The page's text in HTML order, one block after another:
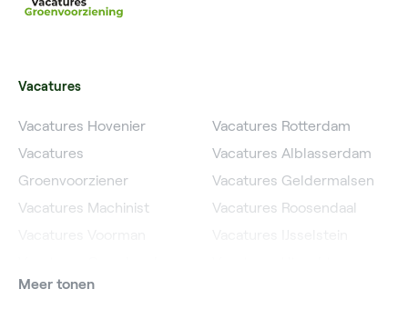
Vacatures
Vacatures Hovenier
Vacatures
Groenvoorziener
Vacatures Machinist
Vacatures Planner
Vacatures Rotterdam
Vacatures Alblasserdam
Vacatures Geldermalsen
Vacatures Roosendaal
Meer tonen